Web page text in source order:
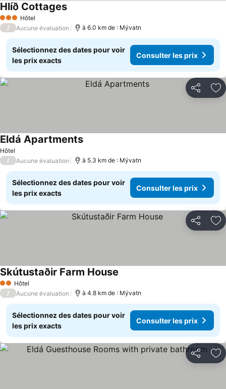
3 ÉtoilesHôtel
Hlíð Cottages
/ Aucune évaluation à 6.0 km de : Mývatn
Sélectionnez des dates pour voir
les prix exacts
Consulter les prix
Partager
Hôtel
Eldá Apartments
/ Aucune évaluation à 5.3 km de : Mývatn
Sélectionnez des dates pour voir
les prix exacts
Consulter les prix
Partager
2 Étoiles
Hôtel
Skútustaðir Farm House
/ Aucune évaluation à 4.8 km de : Mývatn
Sélectionnez des dates pour voir
les prix exacts
Consulter les prix
Partager